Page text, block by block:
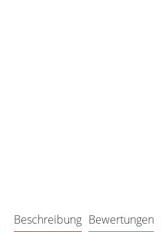
Beschreibung Bewertungen